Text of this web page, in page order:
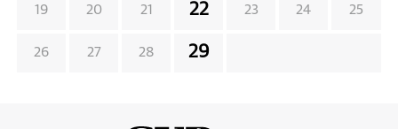
19 20 21 22 23 24 25
26 27 28 29